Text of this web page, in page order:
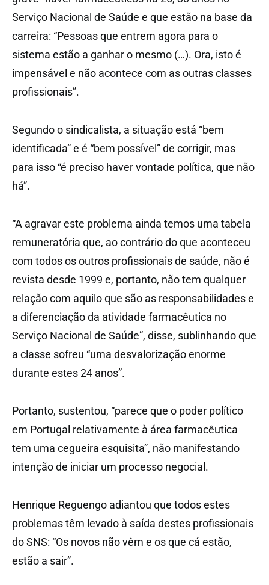
Serviço Nacional de Saúde e que estão na base da
carreira: “Pessoas que entrem agora para o
sistema estão a ganhar o mesmo (…). Ora, isto é
impensável e não acontece com as outras classes
profissionais”.
Segundo o sindicalista, a situação está “bem
identificada” e é “bem possível” de corrigir, mas
para isso “é preciso haver vontade política, que não
há”.
“A agravar este problema ainda temos uma tabela
remuneratória que, ao contrário do que aconteceu
com todos os outros profissionais de saúde, não é
revista desde 1999 e, portanto, não tem qualquer
relação com aquilo que são as responsabilidades e
a diferenciação da atividade farmacêutica no
Serviço Nacional de Saúde”, disse, sublinhando que
a classe sofreu “uma desvalorização enorme
durante estes 24 anos”.
Portanto, sustentou, “parece que o poder político
em Portugal relativamente à área farmacêutica
tem uma cegueira esquisita”, não manifestando
intenção de iniciar um processo negocial.
Henrique Reguengo adiantou que todos estes
problemas têm levado à saída destes profissionais
do SNS: “Os novos não vêm e os que cá estão,
estão a sair”.